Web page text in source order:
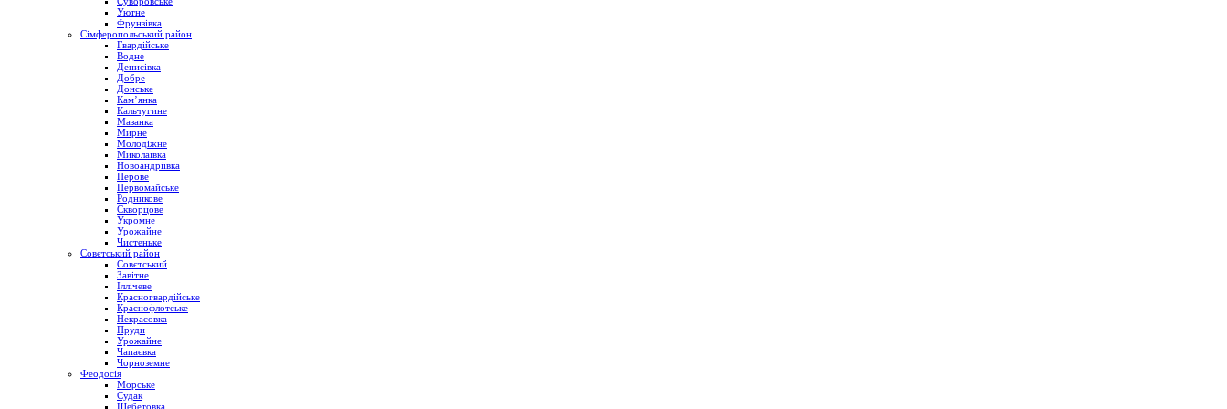
Уютне
Фрунзівка
Сімферопольський район
Гвардійське
Водне
Денисівка
Добре
Донське
Кам’янка
Кальчугине
Мазанка
Мирне
Молодіжне
Миколаївка
Новоандріївка
Перове
Первомайське
Родникове
Скворцове
Укромне
Урожайне
Чистеньке
Совєтський район
Совєтський
Завітне
Іллічеве
Красногвардійське
Краснофлотське
Некрасовка
Пруди
Урожайне
Чапаєвка
Чорноземне
Феодосія
Морське
Судак
Щебетовка